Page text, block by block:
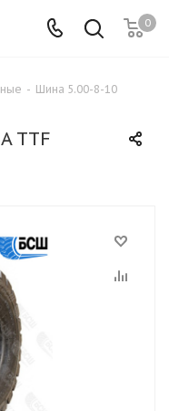
0
- Шина 5.00-8-10
TTF